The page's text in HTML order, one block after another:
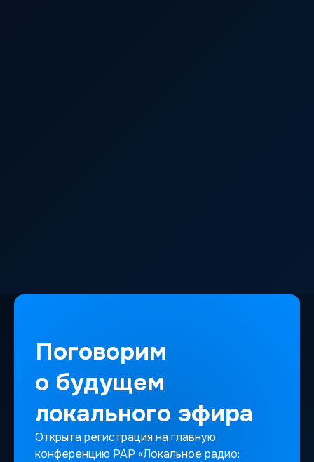
Поговорим
о будущем
локального эфира
Открыта регистрация на главную
конференцию РАР «Локальное радио: